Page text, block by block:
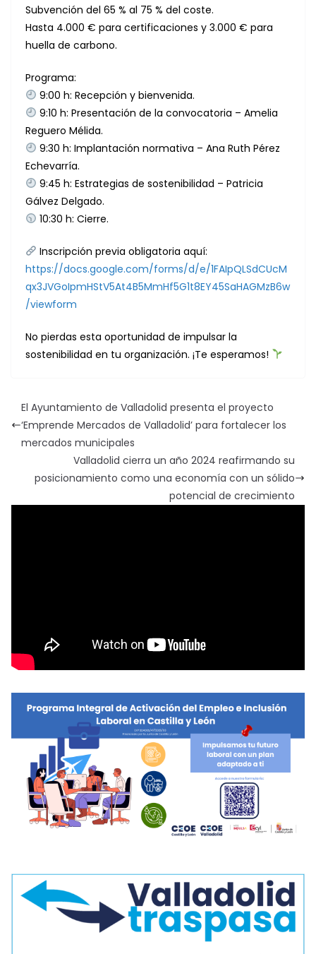
Subvención del 65 % al 75 % del coste.
Hasta 4.000 € para certificaciones y 3.000 € para
huella de carbono.
Programa:
9:00 h: Recepción y bienvenida.
9:10 h: Presentación de la convocatoria – Amelia
Reguero Mélida.
9:30 h: Implantación normativa – Ana Ruth Pérez
Echevarría.
9:45 h: Estrategias de sostenibilidad – Patricia
Gálvez Delgado.
10:30 h: Cierre.
Inscripción previa obligatoria aquí:
https://docs.google.com/forms/d/e/1FAIpQLSdCUcM
qx3JVGoIpmHStV5At4B5MmHf5G1t8EY45SaHAGMzB6w
/viewform
No pierdas esta oportunidad de impulsar la
sostenibilidad en tu organización. ¡Te esperamos!
El Ayuntamiento de Valladolid presenta el proyecto
‘Emprende Mercados de Valladolid’ para fortalecer los
mercados municipales
Valladolid cierra un año 2024 reafirmando su
posicionamiento como una economía con un sólido
potencial de crecimiento